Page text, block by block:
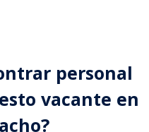
personal
vacante en